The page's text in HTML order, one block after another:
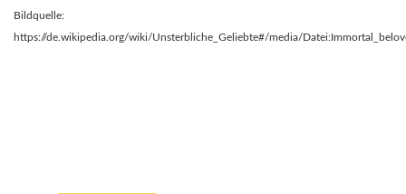
Bildquelle:
https://de.wikipedia.org/wiki/Unsterbliche_Geliebte#/media/